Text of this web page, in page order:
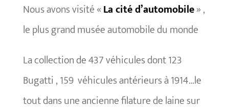
Nous avons visité «La cité d’automobile» ,
le plus grand musée automobile du monde
La collection de 437 véhicules dont 123
Bugatti , 159 véhicules antérieurs à 1914…le
tout dans une ancienne filature de laine sur